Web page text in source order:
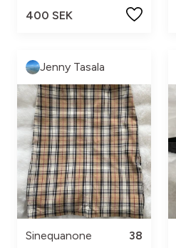
400 SEK
Jenny Tasala
Sinequanone
38